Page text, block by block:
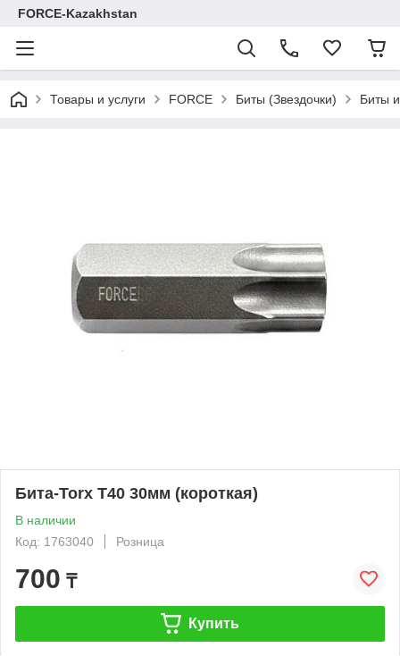
FORCE-Kazakhstan
Товары и услуги FORCE Биты (Звездочки) Биты
Бита-Torx T40 30мм (короткая)
В наличии
Код: 1763040
Розница
700 ₸
Купить